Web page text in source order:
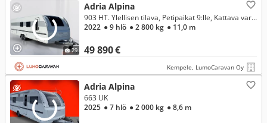
29
Adria Alpina
49 890 €
903 HT. Ylellisen tilava, Petipaikat 9:lle, Kattava varustelu, Ympärivuotiseen käyttöön
2022 ● 9 hlö ● 2 800 kg ● 11,0 m
Kempele, LumoCaravan Oy
Adria Alpina
663 UK
2025 ● 7 hlö ● 2 000 kg ● 8,6 m